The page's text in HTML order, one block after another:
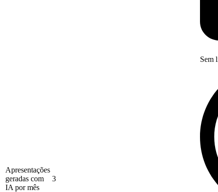
Apresentações
geradas com
IA por mês
3
Sem